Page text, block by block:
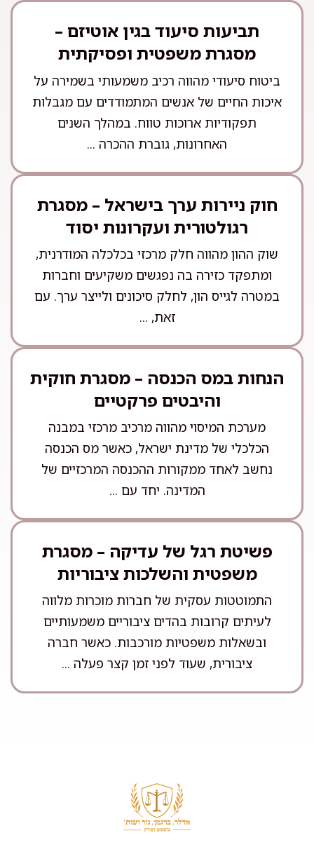
תביעות סיעוד בגין אוטיזם –
מסגרת משפטית ופסיקתית
ביטוח סיעודי מהווה רכיב משמעותי בשמירה על
איכות החיים של אנשים המתמודדים עם מגבלות
תפקודיות ארוכות טווח. במהלך השנים
האחרונות, גוברת ההכרה ...
חוק ניירות ערך בישראל – מסגרת
רגולטורית ועקרונות יסוד
שוק ההון מהווה חלק מרכזי בכלכלה המודרנית,
ומתפקד כזירה בה נפגשים משקיעים וחברות
במטרה לגייס הון, לחלק סיכונים ולייצר ערך. עם
זאת, ...
הנחות במס הכנסה – מסגרת חוקית
והיבטים פרקטיים
מערכת המיסוי מהווה מרכיב מרכזי במבנה
הכלכלי של מדינת ישראל, כאשר מס הכנסה
נחשב לאחד ממקורות ההכנסה המרכזיים של
המדינה. יחד עם ...
פשיטת רגל של עדיקה – מסגרת
משפטית והשלכות ציבוריות
התמוטטות עסקית של חברות מוכרות מלווה
לעיתים קרובות בהדים ציבוריים משמעותיים
ובשאלות משפטיות מורכבות. כאשר חברה
ציבורית, שעוד לפני זמן קצר פעלה ...